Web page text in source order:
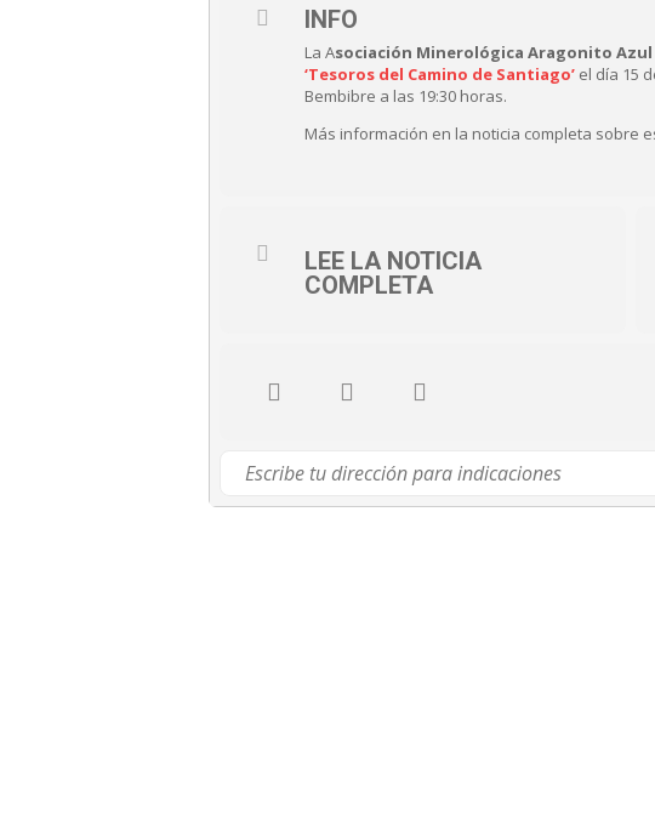
INFO
La Asociación Minerológica Aragonito Azul
‘Tesoros del Camino de Santiago’ el día 15
Bembibre a las 19:30 horas.
Más información en la noticia completa sobre
LEE LA NOTICIA
COMPLETA